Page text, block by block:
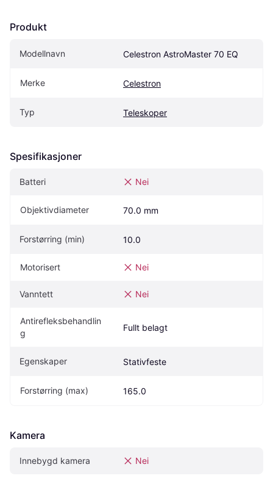
Produkt
Modellnavn Celestron AstroMaster 70 EQ
Merke Celestron
Typ Teleskoper
Spesifikasjoner
Batteri Nei
Objektivdiameter 70.0 mm
Forstørring (min) 10.0
Motorisert Nei
Vanntett Nei
Antirefleksbehandlin
g
Fullt belagt
Egenskaper Stativfeste
Forstørring (max) 165.0
Kamera
Innebygd kamera Nei